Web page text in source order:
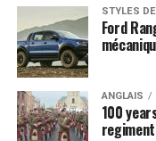
STYLES
Ford
ANGLAIS
100